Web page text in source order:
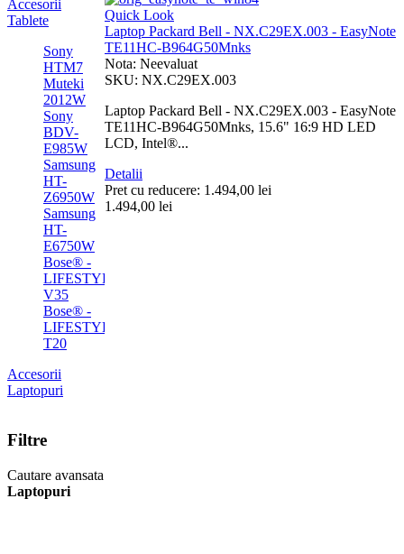
Quick Look
Laptop Packard Bell - NX.C29EX.003 - EasyNote
TE11HC-B964G50Mnks
Nota: Neevaluat
SKU: NX.C29EX.003
Laptop Packard Bell - NX.C29EX.003 - EasyNote
TE11HC-B964G50Mnks, 15.6" 16:9 HD LED
LCD, Intel®...
Detalii
Pret cu reducere: 1.494,00 lei
1.494,00 lei
Accesorii
Tablete
Sony
HTM7
Muteki
2012W
Sony
BDV-
E985W
Samsung
HT-
Z6950W
Samsung
HT-
E6750W
Bose® -
LIFESTYLE®
V35
Bose® -
LIFESTYLE®
T20
Accesorii
Laptopuri
Filtre
Cautare avansata
Laptopuri